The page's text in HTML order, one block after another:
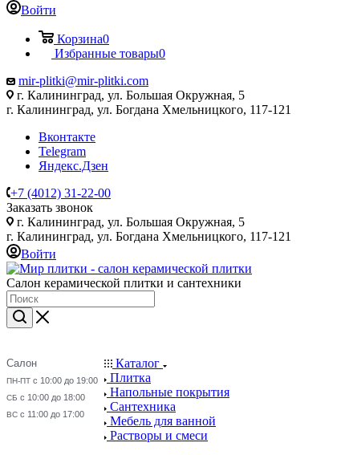
Войти
Корзина0
Избранные товары0
mir-plitki@mir-plitki.com
г. Калининград, ул. Большая Окружная, 5
г. Калининград, ул. Богдана Хмельницкого, 117-121
Вконтакте
Telegram
Яндекс.Дзен
+7 (4012) 31-22-00
Заказать звонок
г. Калининград, ул. Большая Окружная, 5
г. Калининград, ул. Богдана Хмельницкого, 117-121
Войти
Салон керамической плитки и сантехники
Салон
ПН-ПТ с 10:00 до 19:00
СБ с 10:00 до 18:00
ВС с 11:00 до 17:00
Каталог
Плитка
Напольные покрытия
Сантехника
Мебель для ванной
Растворы и смеси